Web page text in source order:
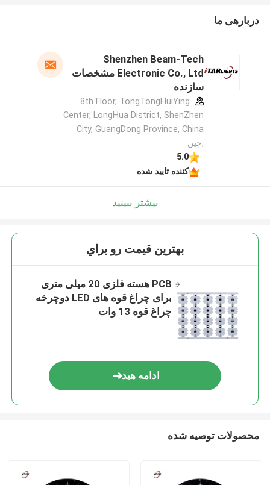
دربارهی ما
Shenzhen Beam-Tech
Electronic Co., Ltd مشخصات
سازنده
8th Floor, TongTongHuiYing
Center, LongHua District, ShenZhen
City, GuangDong Province, China
,چین
5.0
کننده تایید شده
بیشتر ببینید
بهترين قيمت رو براي
PCB هسته فلزی 20 میلی متری
برای چراغ قوه های LED دوچرخه
چراغ قوه 13 وات
ادامه هید
محصولات توصیه شده